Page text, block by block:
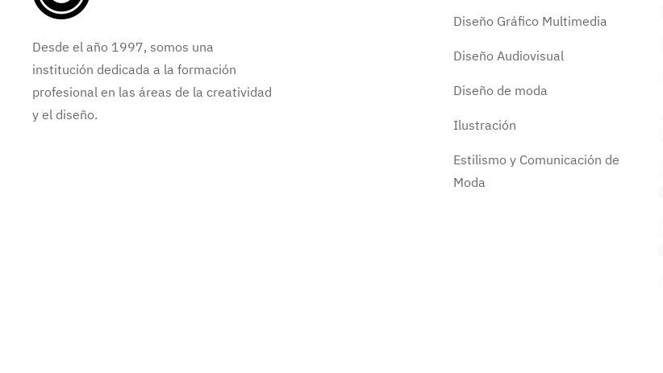
Desde el año 1997, somos una
institución dedicada a la formación
profesional en las áreas de la creatividad
y el diseño.
Diseño Gráfico Multimedia
Diseño Audiovisual
Diseño de moda
Ilustración
Estilismo y Comunicación de
Moda